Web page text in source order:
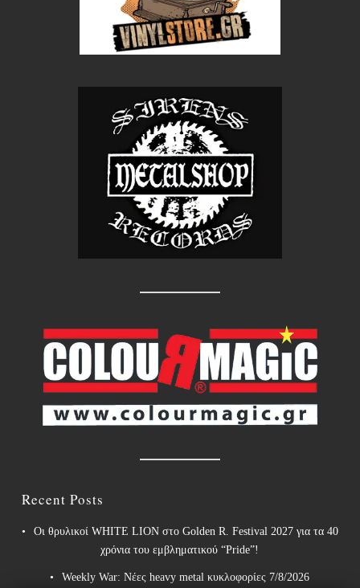
Recent Posts
Οι θρυλικοί WHITE LION στο Golden R. Festival 2027 για τα 40
χρόνια του εμβληματικού “Pride”!
Weekly War: Νέες heavy metal κυκλοφορίες 7/8/2026